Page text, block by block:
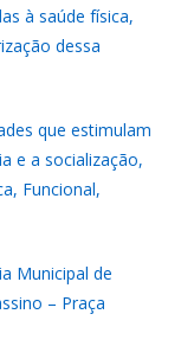
à saúde física,
dessa
que estimulam
e a socialização,
Funcional,
Municipal de
– Praça